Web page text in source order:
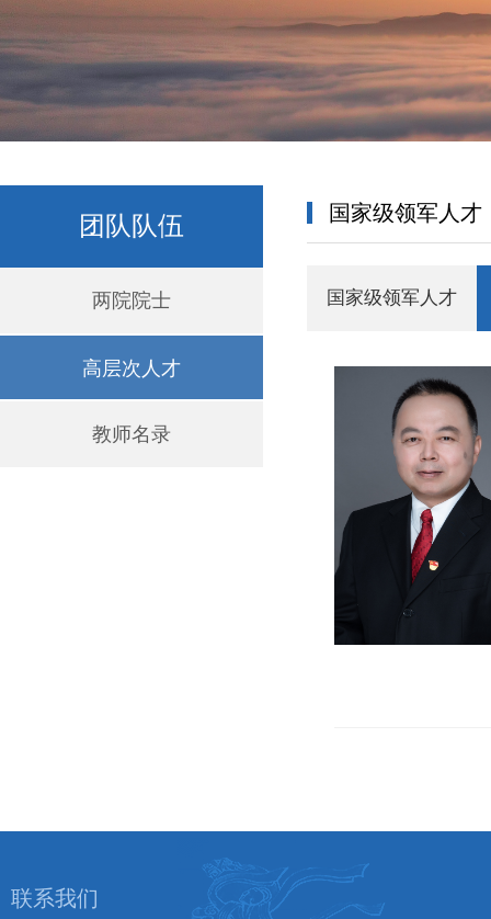
团队队伍
两院院士
高层次人才
教师名录
国家级领军人才
国家级领军人才
联系我们